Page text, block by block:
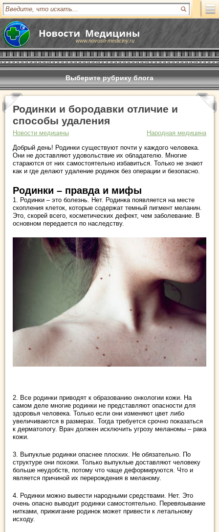
www.novosti-mediciny.ru
Выберите рубрику блога
Родинки и бородавки отличие и
способы удаления
Новости медицины
Народная медицина
Добрый день! Родинки существуют почти у каждого человека.
Они не доставляют удовольствие их обладателю. Многие
стараются от них самостоятельно избавиться. Только не знают
как и где делают удаление родинок без операции и безопасно.
Родинки – правда и мифы
1. Родинки – это болезнь. Нет. Родинка появляется на месте
скопления клеток, которые содержат темный пигмент меланин.
Это, скорей всего, косметических дефект, чем заболевание. В
основном передается по наследству.
2. Все родинки приводят к образованию онкологии кожи. На
самом деле многие родинки не представляют опасности для
здоровья человека. Только если они изменяют цвет либо
увеличиваются в размерах. Тогда требуется срочно показаться
к дерматологу. Врач должен исключить угрозу меланомы – рака
кожи.
3. Выпуклые родинки опаснее плоских. Не обязательно. По
структуре они похожи. Только выпуклые доставляют человеку
больше неудобств, потому что чаще деформируются. Что и
является причиной их перерождения в меланому.
4. Родинки можно вывести народными средствами. Нет. Это
очень опасно выводит родинки самостоятельно. Перевязывание
нитками, прижигание родинок может привести к летальному
исходу.